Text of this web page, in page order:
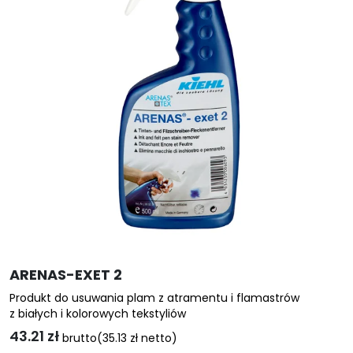
Opcje
można
wybrać
na
stronie
produktu
ARENAS-EXET 2
Produkt do usuwania plam z atramentu i flamastrów
z białych i kolorowych tekstyliów
43.21 zł brutto(35.13 zł netto)